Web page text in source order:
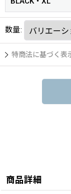
数量:
特商法に基づく表
商品詳細